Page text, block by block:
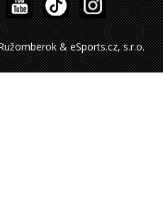
& eSports.cz, s.r.o.